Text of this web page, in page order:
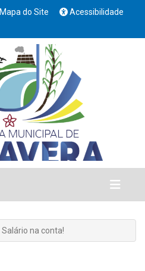
Mapa do Site
Acessibilidade
Salário na conta!